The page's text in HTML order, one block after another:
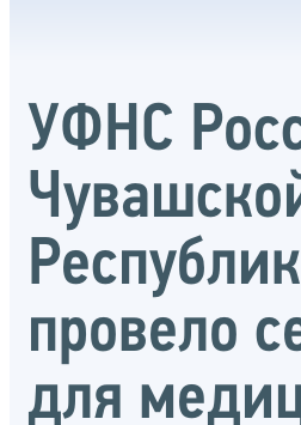
УФНС
провело
для